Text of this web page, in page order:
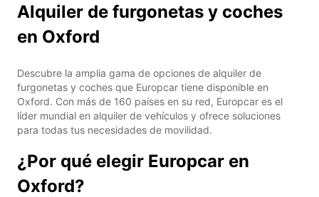
Alquiler de furgonetas y coches
en Oxford
Descubre la amplia gama de opciones de alquiler de
furgonetas y coches que Europcar tiene disponible en
Oxford. Con más de 160 países en su red, Europcar es el
líder mundial en alquiler de vehículos y ofrece soluciones
para todas tus necesidades de movilidad.
¿Por qué elegir Europcar en
Oxford?